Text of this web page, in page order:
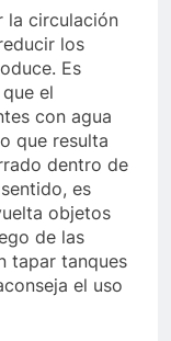
la circulación
los
Es
el
con agua
que resulta
dentro de
es
objetos
de las
tapar tanques
el uso